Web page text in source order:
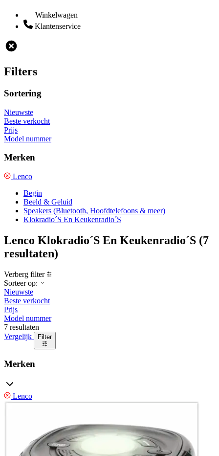
Winkelwagen
Klantenservice
Filters
Sortering
Nieuwste
Beste verkocht
Prijs
Model nummer
Merken
Lenco
Begin
Beeld & Geluid
Speakers (Bluetooth, Hoofdtelefoons & meer)
Klokradio´S En Keukenradio´S
Lenco Klokradio´S En Keukenradio´S (7
resultaten)
Verberg filter
Sorteer op:
Nieuwste
Beste verkocht
Prijs
Model nummer
7 resultaten
Vergelijk
Filter
Merken
Lenco